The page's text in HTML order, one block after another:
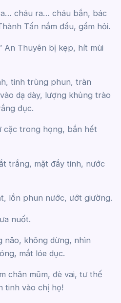
cháu ra… cháu bắn, bác
Tấn nắm đầu, gầm hỏi.
Thuyên bị kẹp, hít mùi
tinh trùng phun, tràn
dạ dày, lượng khủng trào
đục.
cặc trong họng, bắn hết
trắng, mặt đầy tinh, nước
lồn phun nước, ướt giường.
nuốt.
não, không dừng, nhìn
mắt lóe dục.
chân mũm, đè vai, tư thế
tinh vào chị họ!